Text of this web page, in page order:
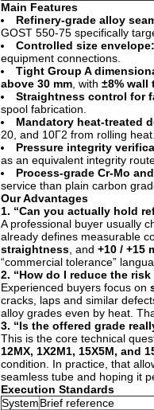
Main Features
Refinery-grade alloy
GOST 550-75 specifically
Controlled size envelope:
equipment connections.
Tight Group A
above 30 mm , with ±8% wall
Straightness control for
spool fabrication.
Mandatory heat-treated
20, and 10Г2 from rolling heat.
Pressure integrity
as an equivalent integrity
Process-grade Cr-Mo
service than plain carbon
Our Advantages
1. “Can you actually hold
A professional buyer usually
already defines measurable
straightness , and +10 / +15
“commercial tolerance”
2. “How do I reduce the
Experienced buyers focus on
cracks, laps and similar
alloy grades even by heat.
3. “Is the offered grade
This is the core technical
12МХ, 1Х2М1, 15Х5М, and
condition. In practice, that
seamless tube and hoping it
Execution Standards
SystemBrief reference